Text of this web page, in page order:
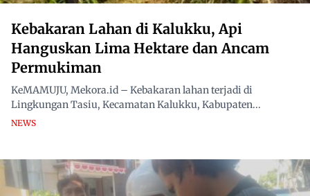
Kebakaran Lahan di Kalukku, Api
Hanguskan Lima Hektare dan Ancam
Permukiman
KeMAMUJU, Mekora.id – Kebakaran lahan terjadi di
Lingkungan Tasiu, Kecamatan Kalukku, Kabupaten...
NEWS